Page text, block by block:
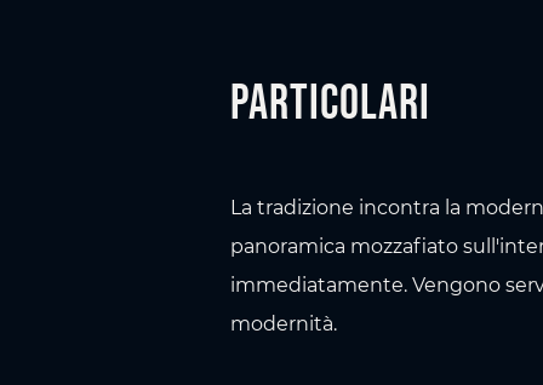
Particolari
La tradizione incontra la
panoramica mozzafiato
immediatamente. Vengono
modernità.